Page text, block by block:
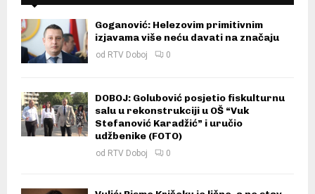
Goganović: Helezovim primitivnim
izjavama više neću davati na značaju
od RTV Doboj 0
DOBOJ: Golubović posjetio fiskulturnu
salu u rekonstrukciji u OŠ “Vuk
Stefanović Karadžić” i uručio
udžbenike (FOTO)
od RTV Doboj 0